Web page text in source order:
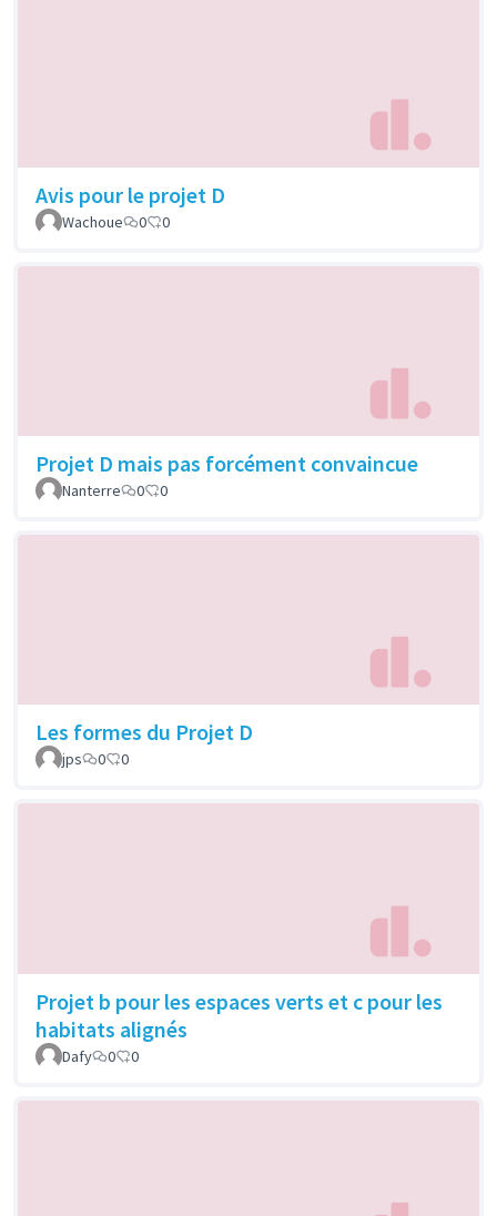
Avis pour le projet D
Wachoue 0 0
Projet D mais pas forcément convaincue
Nanterre 0 0
Les formes du Projet D
jps 0 0
Projet b pour les espaces verts et c pour les
habitats alignés
Dafy 0 0